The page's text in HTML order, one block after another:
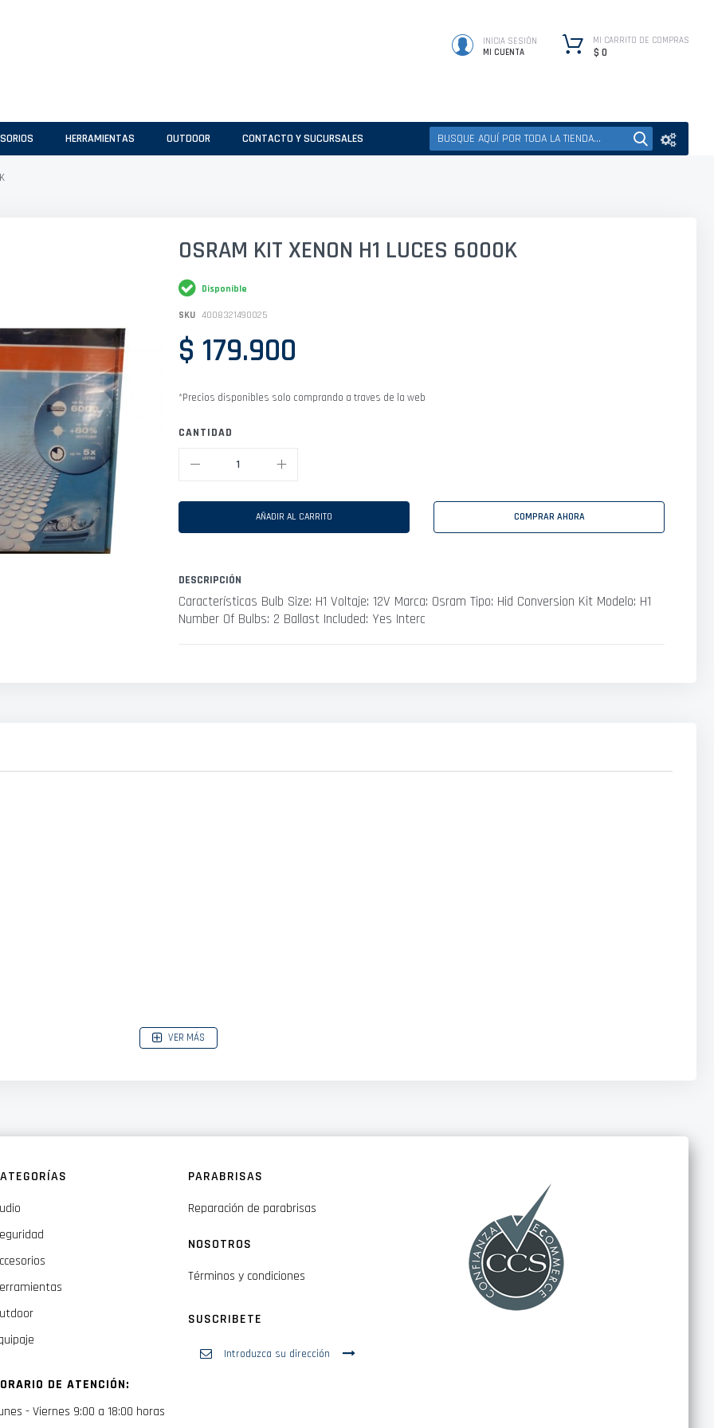
INICIA SESIÓN
MI CUENTA
MI CARRITO DE COMPRAS
$ 0
HERRAMIENTAS OUTDOOR CONTACTO Y SUCURSALES
OSRAM KIT XENON H1 LUCES 6000K
Disponible
SKU 4008321490025
$ 179.900
*Precios disponibles solo comprando a traves de la web
CANTIDAD
AÑADIR AL CARRITO COMPRAR AHORA
DESCRIPCIÓN
Características Bulb Size: H1 Voltaje: 12V Marca: Osram Tipo: Hid Conversion Kit Modelo: H1
Number Of Bulbs: 2 Ballast Included: Yes Interc
VER MÁS
DE ATENCIÓN:
- Viernes 9:00 a 18:00 horas
PARABRISAS
Reparación de parabrisas
NOSOTROS
Términos y condiciones
SUSCRIBETE